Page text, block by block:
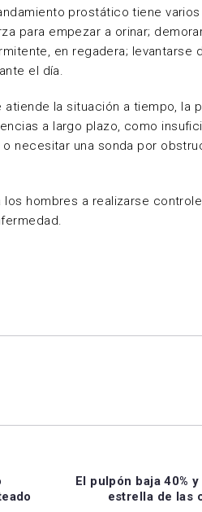
prostático tiene
para empezar a orinar;
en regadera; levantarse
el día.
la situación a tiempo, la
a largo plazo, como
necesitar una sonda por
los hombres a realizarse
El pulpón baja 40%
estrella de las